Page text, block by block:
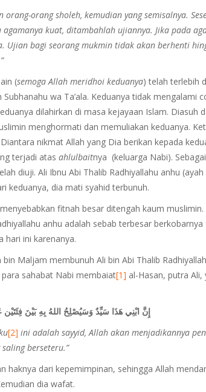
orang-orang sholeh, kemudian yang semisalnya.
agamanya kuat, ditambahlah ujiannya. Jika pada
Ujian bagi seorang mukmin tidak akan berhenti
(semoga Allah meridhoi keduanya) telah terlebih
Subhanahu wa Ta’ala. Keduanya tidak mengalami
dilahirkan di masa kejayaan Islam. Diasuh
menghormati dan memuliakan keduanya.
nikmat Allah yang Dia berikan kepada
terjadi atas ahlulbaitnya (keluarga Nabi).
diuji. Ali Ibnu Abi Thalib Radhiyallahu anhu
keduanya, dia mati syahid terbunuh.
fitnah besar ditengah kaum
anhu adalah sebab terbesar
hari ini karenanya.
bin Maljam membunuh Ali bin Abi Thalib
sahabat Nabi membaiat[1] al-Hasan, putra
إِنَّ ابْنِي هَذَا سَيِّدٌ وَسَيُصْلِحُ اللهُ بِهِ بَيْنَ
[2] ini adalah sayyid, Allah akan menjadikannya
berseteru.”
haknya dari kepemimpinan, sehingga Allah
dia wafat.